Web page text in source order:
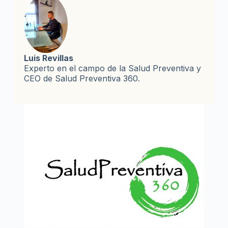
Alimentos ricos en probióticos
Microbiota en embarazadas (Parte 1)
Ayuno intermitente
Influencia en dormir y comer (Parte 2)
Estrés y reproducción
Ley de Pareto
Luis Revillas
Experto en el campo de la Salud Preventiva y
CEO de Salud Preventiva 360.